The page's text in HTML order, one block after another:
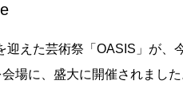
迎えた芸術祭「OASIS」が
場に、盛大に開催されまし